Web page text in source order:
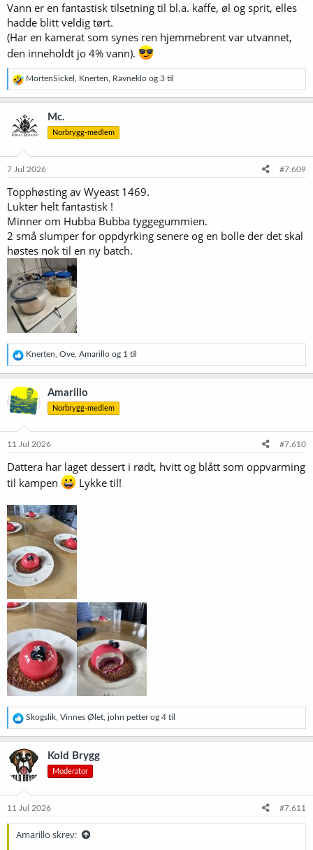
Vann er en fantastisk tilsetning til bl.a. kaffe, øl og sprit, elles
hadde blitt veldig tørt.
(Har en kamerat som synes ren hjemmebrent var utvannet,
den inneholdt jo 4% vann).
R
e
a
s
j
e
:
MortenSickel Knerten Ravneklo og 3 til
Mc.
Norbrygg-medlem
7 Jul 2026 #7.609
Topphøsting av Wyeast 1469.
Lukter helt fantastisk !
Minner om Hubba Bubba tyggegummien.
2 små slumper for oppdyrking senere og en bolle der det skal
høstes nok til en ny batch.
R
e
a
k
s
j
e
:
Knerten Ove Amarillo og 1 til
Amarillo
Norbrygg-medlem
11 Jul 2026 #7.610
Dattera har laget dessert i rødt, hvitt og blått som oppvarming
til kampen
Lykke til!
R
e
a
k
s
j
o
e
Skogslik Vinnes Ølet john petterog 4 til
Kold Brygg
Moderator
11 Jul 2026 #7.611
Amarillo skrev: